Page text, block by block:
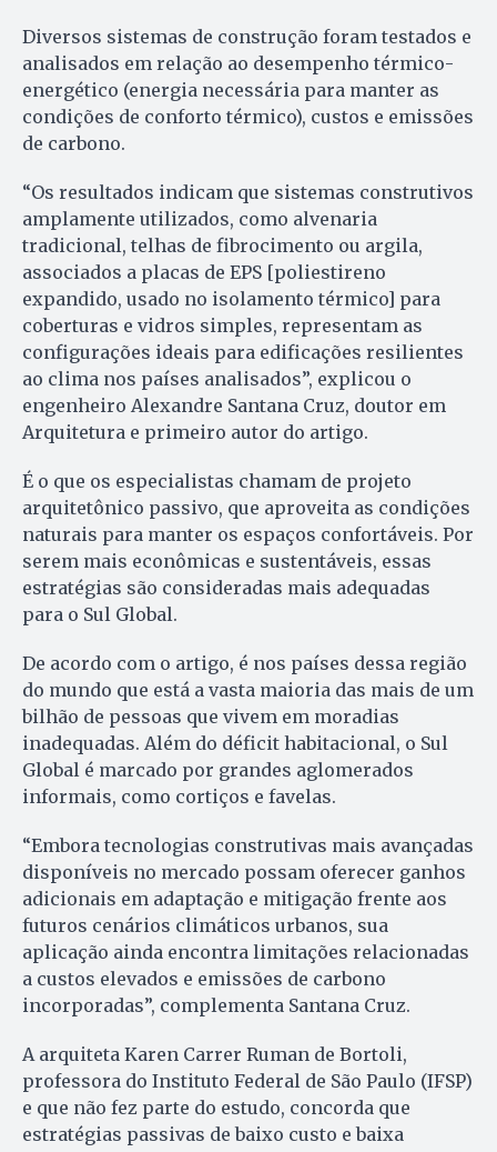
Diversos sistemas de construção foram testados e
analisados em relação ao desempenho térmico-
energético (energia necessária para manter as
condições de conforto térmico), custos e emissões
de carbono.
“Os resultados indicam que sistemas construtivos
amplamente utilizados, como alvenaria
tradicional, telhas de fibrocimento ou argila,
associados a placas de EPS [poliestireno
expandido, usado no isolamento térmico] para
coberturas e vidros simples, representam as
configurações ideais para edificações resilientes
ao clima nos países analisados”, explicou o
engenheiro Alexandre Santana Cruz, doutor em
Arquitetura e primeiro autor do artigo.
É o que os especialistas chamam de projeto
arquitetônico passivo, que aproveita as condições
naturais para manter os espaços confortáveis. Por
serem mais econômicas e sustentáveis, essas
estratégias são consideradas mais adequadas
para o Sul Global.
De acordo com o artigo, é nos países dessa região
do mundo que está a vasta maioria das mais de um
bilhão de pessoas que vivem em moradias
inadequadas. Além do déficit habitacional, o Sul
Global é marcado por grandes aglomerados
informais, como cortiços e favelas.
“Embora tecnologias construtivas mais avançadas
disponíveis no mercado possam oferecer ganhos
adicionais em adaptação e mitigação frente aos
futuros cenários climáticos urbanos, sua
aplicação ainda encontra limitações relacionadas
a custos elevados e emissões de carbono
incorporadas”, complementa Santana Cruz.
A arquiteta Karen Carrer Ruman de Bortoli,
professora do Instituto Federal de São Paulo (IFSP)
e que não fez parte do estudo, concorda que
estratégias passivas de baixo custo e baixa